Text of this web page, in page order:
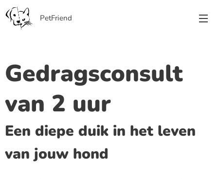
PetFriend
Gedragsconsult
van 2 uur
Een diepe duik in het leven
van jouw hond